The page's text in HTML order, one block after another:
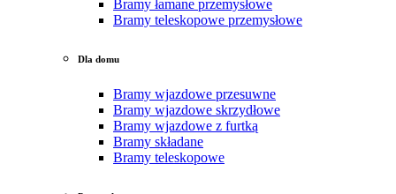
Bramy łamane przemysłowe
Bramy teleskopowe przemysłowe
Dla domu
Bramy wjazdowe przesuwne
Bramy wjazdowe skrzydłowe
Bramy wjazdowe z furtką
Bramy składane
Bramy teleskopowe